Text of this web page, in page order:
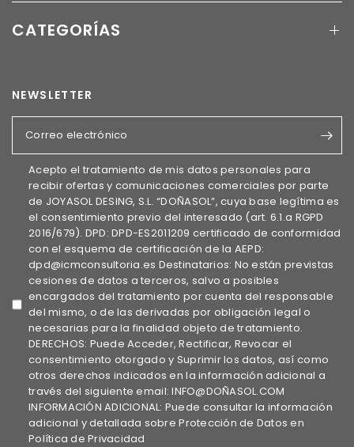
CATEGORÍAS
NEWSLETTER
Correo electrónico
Acepto el tratamiento de mis datos personales para
recibir ofertas y comunicaciones comerciales por parte
de JOYASOL DESING, S.L. “DOÑASOL”, cuya base legítima es
el consentimiento previo del interesado (art. 6.1.a RGPD
2016/679). DPD: DPD-ES2011209 certificado de conformidad
con el esquema de certificación de la AEPD:
dpd@icmconsultoria.es Destinatarios: No están previstas
cesiones de datos a terceros, salvo a posibles
encargados del tratamiento por cuenta del responsable
del mismo, o de las derivadas por obligación legal o
necesarias para la finalidad objeto de tratamiento.
DERECHOS: Puede Acceder, Rectificar, Revocar el
consentimiento otorgado y Suprimir los datos, así como
otros derechos indicados en la información adicional a
través del siguiente email: INFO@DOÑASOL.COM
INFORMACIÓN ADICIONAL: Puede consultar la información
adicional y detallada sobre Protección de Datos en
Política de Privacidad